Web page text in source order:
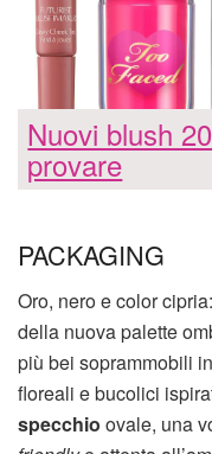
Nuovi blush
provare
PACKAGING
Oro, nero e color
della nuova palette
più bei soprammobili
floreali e bucolici
specchio ovale, una